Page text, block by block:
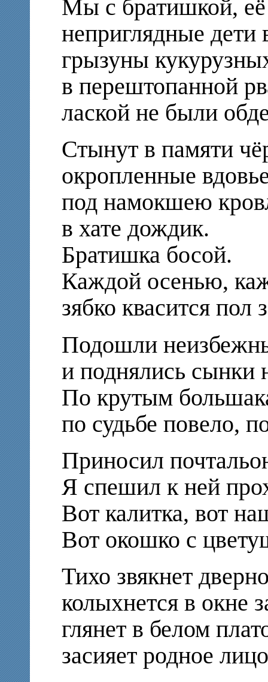
Мы с братишкой,
неприглядные
грызуны
в перештопанной
лаской не были
Стынут в памяти
окропленные
под намокшею
в хате дождик.
Братишка босой.
Каждой осенью,
зябко квасится пол
Подошли
и поднялись сынки
По крутым
по судьбе повело,
Приносил
Я спешил к ней
Вот калитка, вот
Вот окошко с
Тихо звякнет
колыхнется в окне
глянет в белом
засияет родное